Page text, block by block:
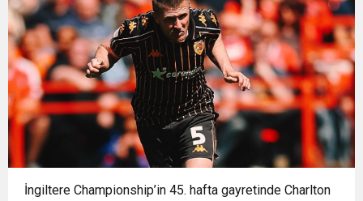
Müdahale
15:48 İzmir İtfaiyesi’ne 13,5 milyon Euro’luk teknoloji
yatırımı
15:40 İzmir Yurttaş Meclisi 15 ilçeye ulaştı
15:37 Onat Tüneli İzmir trafiğine nefes aldıracak
15:34 Nilüfer’e 7 yeni park kazandırılıyor
İngiltere Championship’in 45. hafta gayretinde Charlton